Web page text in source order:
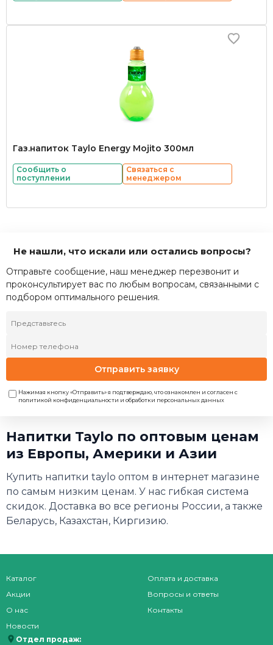
Газ.напиток Taylo Energy Mojito 300мл
Сообщить о
поступлении
Связаться с
менеджером
Не нашли, что искали или остались вопросы?
Отправьте сообщение, наш менеджер перезвонит и
проконсультирует вас по любым вопросам, связанными с
подбором оптимального решения.
Отправить заявку
Нажимая кнопку «Отправить» я подтверждаю, что ознакомлен и согласен с
политикой конфиденциальности и обработки персональных данных
Напитки Taylo по оптовым ценам
из Европы, Америки и Азии
Купить напитки taylo оптом в интернет магазине
по самым низким ценам. У нас гибкая система
скидок. Доставка во все регионы России, а также
Беларусь, Казахстан, Киргизию.
Каталог
Акции
О нас
Новости
Оплата и доставка
Вопросы и ответы
Контакты
Отдел продаж: